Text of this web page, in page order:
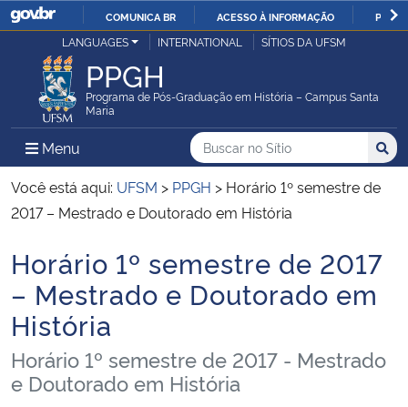
IR
O
COMUNICA BR ACESSO À INFORMAÇÃO
Ministério da Justiça e Segurança Pública
Ministério da Defesa
Ministério das Relações Exteriores
Ministério da Infraestrutura
Ministério da Agricultura, Pecuária e Abastecimento
Ministério da Educação
LANGUAGES INTERNATIONAL SÍTIOS DA UFSM
PPGH
Programa de Pós-Graduação em História – Campus Santa
Maria
Menu Menu Principal do Sítio
Busca
Buscar no no Sítio
Busca:
Você está aqui: UFSM > PPGH > Horário 1º semestre de
2017 – Mestrado e Doutorado em História
Início do conteúdo
Horário 1º semestre de 2017
– Mestrado e Doutorado em
História
Horário 1º semestre de 2017 - Mestrado
e Doutorado em História